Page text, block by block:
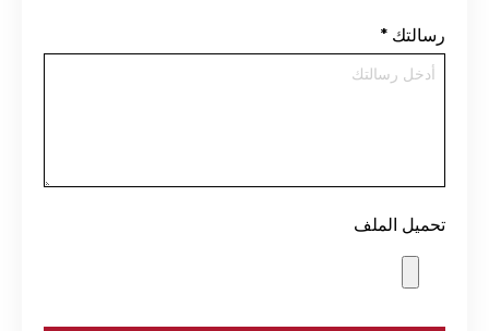
رسالتك *
تحميل الملف